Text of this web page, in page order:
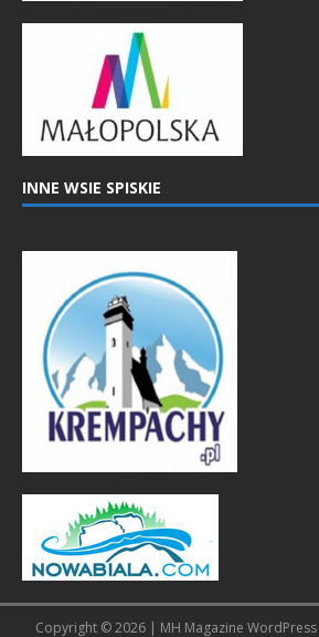
INNE WSIE SPISKIE
Copyright © 2026 | MH Magazine